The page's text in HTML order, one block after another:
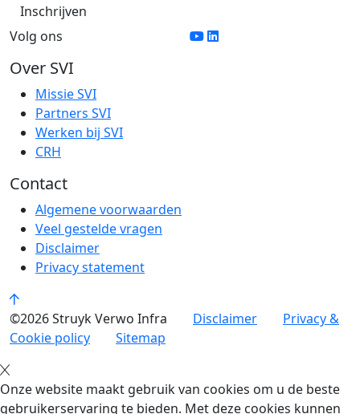
Volg ons
Over SVI
Missie SVI
Partners SVI
Werken bij SVI
CRH
Contact
Algemene voorwaarden
Veel gestelde vragen
Disclaimer
Privacy statement
©2026 Struyk Verwo Infra Disclaimer
Privacy &
Cookie policy
Sitemap
Onze website maakt gebruik van cookies om u de beste
gebruikerservaring te bieden. Met deze cookies kunnen